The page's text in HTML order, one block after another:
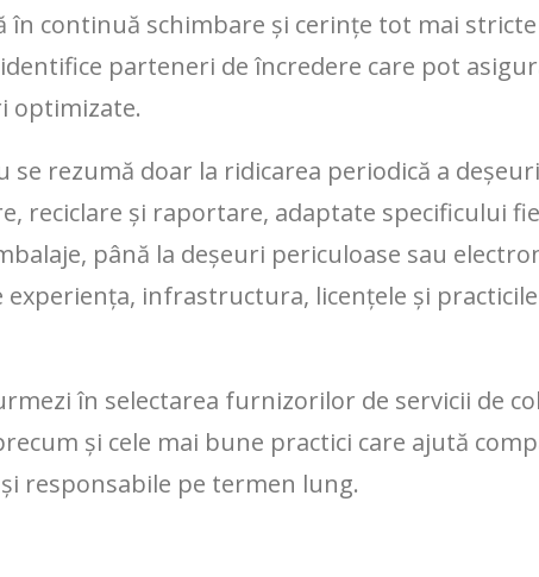
în continuă schimbare și cerințe tot mai
parteneri de încredere care pot
optimizate.
rezumă doar la ridicarea periodică a
reciclare și raportare, adaptate specificului
până la deșeuri periculoase sau
infrastructura, licențele și
în selectarea furnizorilor de servicii de
și cele mai bune practici care ajută
responsabile pe termen lung.